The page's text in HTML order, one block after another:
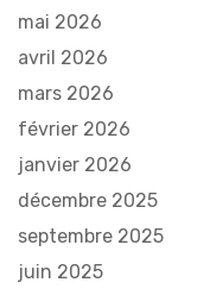
mai 2026
avril 2026
mars 2026
février 2026
janvier 2026
décembre 2025
septembre 2025
juin 2025